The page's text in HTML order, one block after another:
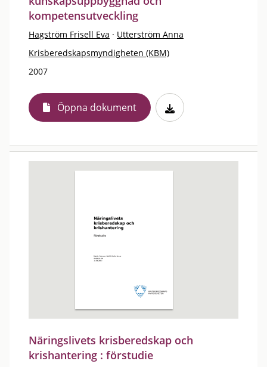
kompetensutveckling
Hagström Frisell Eva · Utterström Anna
Krisberedskapsmyndigheten (KBM)
2007
Öppna dokument
Näringslivets krisberedskap och
krishantering : förstudie